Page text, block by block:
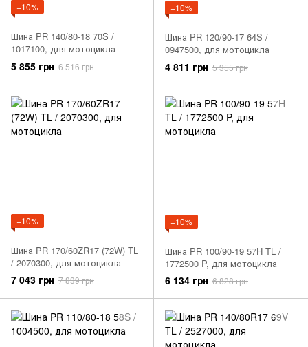
−10%
Шина PR 140/80-18 70S /
1017100, для мотоцикла
5 855 грн 6 516 грн
−10%
Шина PR 120/90-17 64S /
0947500, для мотоцикла
4 811 грн 5 355 грн
−10%
Шина PR 170/60ZR17 (72W) TL
/ 2070300, для мотоцикла
7 043 грн 7 839 грн
−10%
Шина PR 100/90-19 57H TL /
1772500 P, для мотоцикла
6 134 грн 6 828 грн